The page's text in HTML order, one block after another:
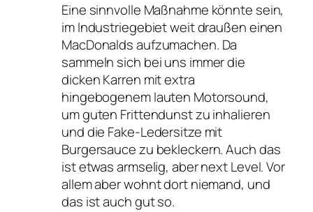
Eine sinnvolle Maßnahme könnte sein,
im Industriegebiet weit draußen einen
MacDonalds aufzumachen. Da
sammeln sich bei uns immer die
dicken Karren mit extra
hingebogenem lauten Motorsound,
um guten Frittendunst zu inhalieren
und die Fake-Ledersitze mit
Burgersauce zu bekleckern. Auch das
ist etwas armselig, aber next Level. Vor
allem aber wohnt dort niemand, und
das ist auch gut so.